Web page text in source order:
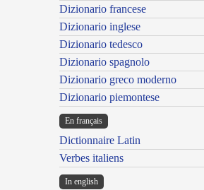
Dizionario francese
Dizionario inglese
Dizionario tedesco
Dizionario spagnolo
Dizionario greco moderno
Dizionario piemontese
En français
Dictionnaire Latin
Verbes italiens
In english